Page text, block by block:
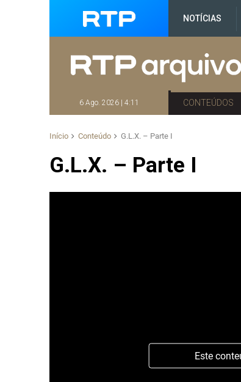
NOTÍCIAS
6 Ago. 2026 | 4:11 CONTEÚDOS
Início Conteúdo G.L.X. – Parte I
G.L.X. – Parte I
Este